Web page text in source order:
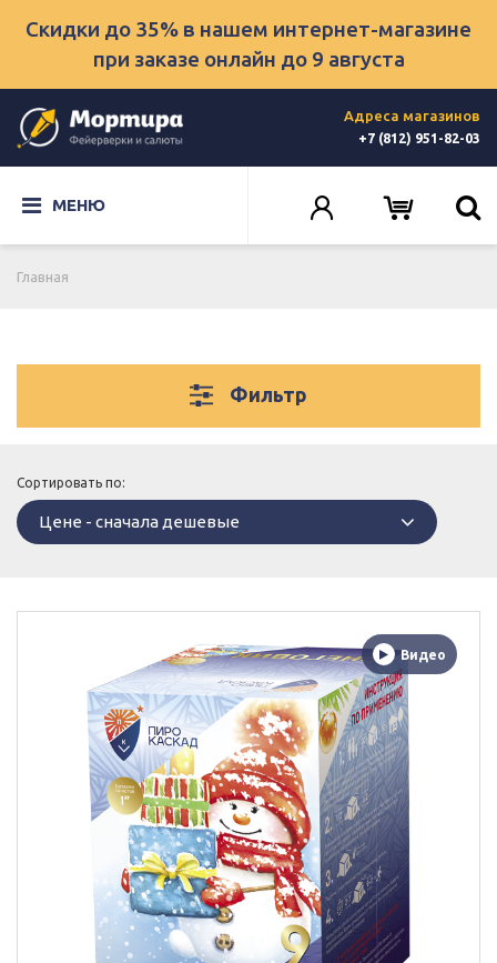
Скидки до 35% в нашем интернет-магазине
при заказе онлайн до 9 августа
Адреса магазинов
+7 (812) 951-82-03
МЕНЮ
Главная
Фильтр
Сортировать по:
Цене - сначала дешевые
Видео